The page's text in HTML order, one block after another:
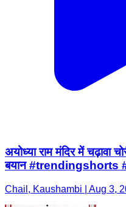
अयोध्या राम मंदिर में
बयान
Chail, Kaushambi | Aug 3,